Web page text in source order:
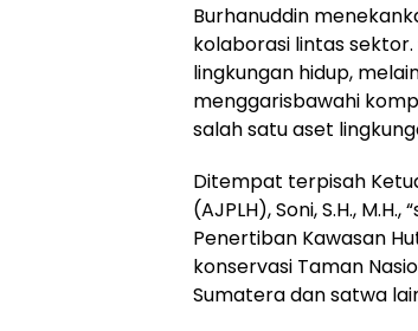
Burhanuddin
kolaborasi lintas
lingkungan hidup,
menggarisbawahi
salah satu aset
Ditempat terpisah
(AJPLH), Soni, S.H.,
Penertiban Kawasan
konservasi Taman
Sumatera dan satwa